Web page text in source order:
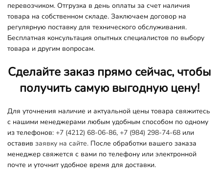
перевозчиком. Отгрузка в день оплаты за счет наличия
товара на собственном складе. Заключаем договор на
регулярную поставку для технического обслуживания.
Бесплатная консультация опытных специалистов по выбору
товара и другим вопросам.
Сделайте заказ прямо сейчас, чтобы
получить самую выгодную цену!
Для уточнения наличие и актуальной цены товара свяжитесь
с нашими менеджерами любым удобным способом по одному
из телефонов: +7 (4212) 68-06-86, +7 (984) 298-74-68 или
оставив заявку на сайте. После обработки вашего заказа
менеджер свяжется с вами по телефону или электронной
почте и уточнит удобное время для доставки.